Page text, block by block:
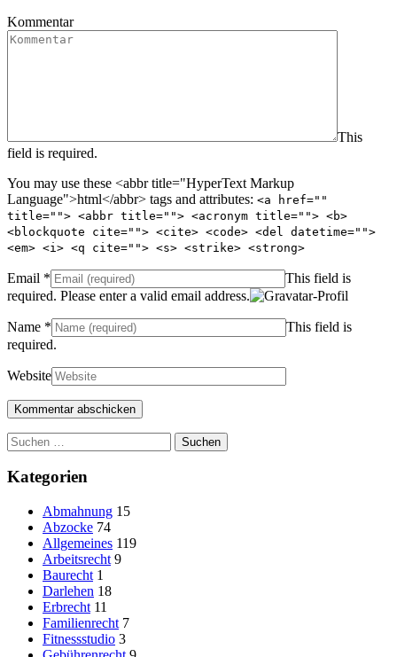
Kommentar
This
field is required.
You may use these <abbr title="HyperText Markup
Language">html</abbr> tags and attributes: <a href=""
title=""> <abbr title=""> <acronym title=""> <b>
<blockquote cite=""> <cite> <code> <del datetime="">
<em> <i> <q cite=""> <s> <strike> <strong>
Email *
This field is
required. Please enter a valid email address.
Name *
This field is
required.
Website
Suchen
nach:
Kategorien
Abmahnung 15
Abzocke 74
Allgemeines 119
Arbeitsrecht 9
Baurecht 1
Darlehen 18
Erbrecht 11
Familienrecht 7
Fitnessstudio 3